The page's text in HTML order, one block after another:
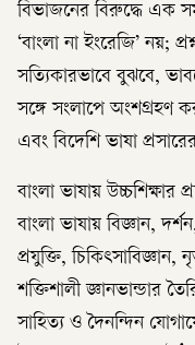
বিভাজনের বিরুদ্ধে এক
‘বাংলা না ইংরেজি’ নয়;
সত্যিকারভাবে বুঝবে,
সঙ্গে সংলাপে অংশগ্রহণ
এবং বিদেশি ভাষা
বাংলা ভাষায় উচ্চশিক্ষার
বাংলা ভাষায় বিজ্ঞান,
প্রযুক্তি,
শক্তিশালী জ্ঞানভান্ডার
সাহিত্য ও দৈনন্দিন